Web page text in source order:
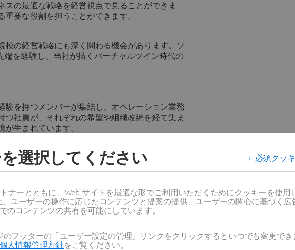
の最適な戦略を経営視点で見ることができま
要な役割を担うことができます。
模の経営戦略にも深く関わる機会があります。ソ
を経験し、当社が描くバーチャルツイン時代の
を持つメンバーが集結し、オペレーション業務
社員が、それぞれの希望や組織改編を経て集ま
生まれています。
ョンで経験を積むことは、将来的に営業職や関
社内異動の機会も豊富にあり、あなたの志向や
くことができます。
における3年以上の経験
必須クッ
選択してください
ナーとともに、Web サイトを最適な形でご利用いただくためにクッキーを使用
ユーザーの操作に応じたコンテンツと提案の提供、ユーザーの関心に基づく広
のコンテンツの共有を可能にしています。
フッターの「ユーザー設定の管理」リンクをクリックするといつでも変更でき
人情報管理方針をご覧ください。